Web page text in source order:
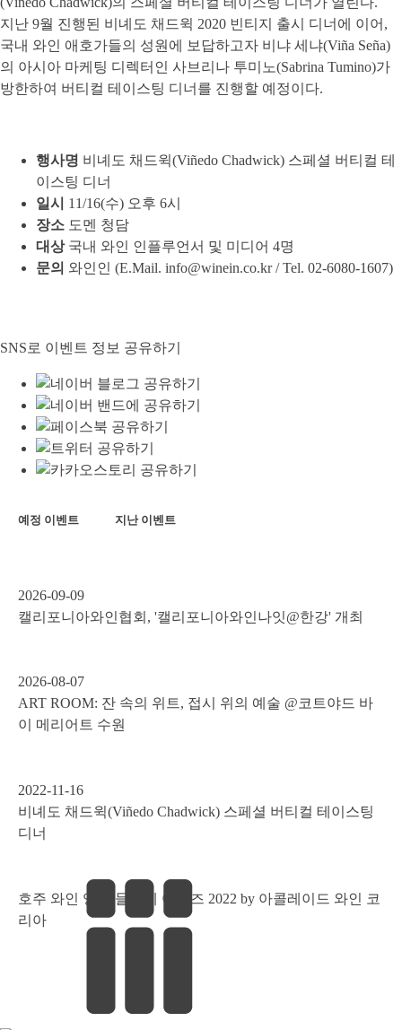
지난 9월 진행된 비녜도 채드윅 2020 빈티지 출시 디너에 이어,
국내 와인 애호가들의 성원에 보답하고자 비냐 세냐(Viña Seña)
의 아시아 마케팅 디렉터인 사브리나 투미노(Sabrina Tumino)가
방한하여 버티컬 테이스팅 디너를 진행할 예정이다.
행사명 비녜도 채드윅(Viñedo Chadwick) 스페셜 버티컬 테
이스팅 디너
일시
11/16(수) 오후 6시
장소 도멘 청담
대상국내 와인 인플루언서 및 미디어 4명
문의 와인인 (E.Mail. info@winein.co.kr / Tel. 02-6080-1607)
SNS로 이벤트 정보 공유하기
예정 이벤트 지난 이벤트
2026-09-09
캘리포니아와인협회, '캘리포니아와인나잇@한강' 개최
2026-08-07
ART ROOM: 잔 속의 위트, 접시 위의 예술 @코트야드 바
이 메리어트 수원
2022-11-16
비녜도 채드윅(Viñedo Chadwick) 스페셜 버티컬 테이스팅
디너
호주 와인 영 소믈리에 어워즈 2022 by 아콜레이드 와인 코
리아